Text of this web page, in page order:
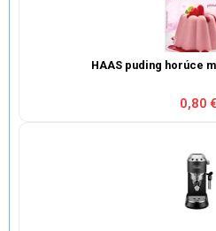
HAAS puding horúce
0,80 €